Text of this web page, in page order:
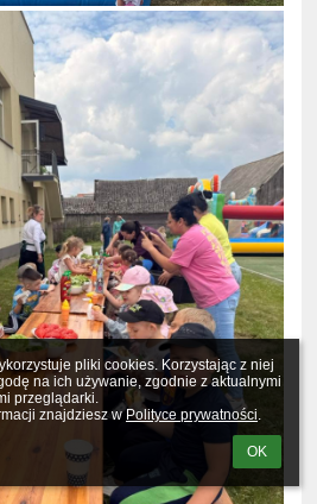
pliki cookies. Korzystając z niej
na ich używanie, zgodnie z aktualnymi
przeglądarki.
znajdziesz w Polityce prywatności.
OK